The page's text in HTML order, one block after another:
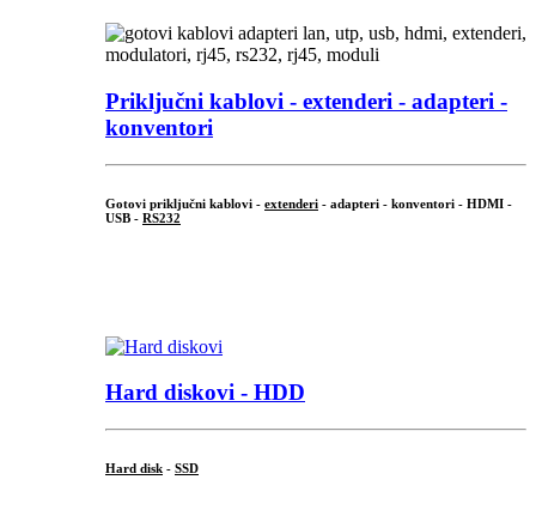
Priključni kablovi - extenderi - adapteri -
konventori
Gotovi priključni kablovi - extenderi - adapteri - konventori - HDMI -
USB - RS232
Hard diskovi - HDD
Hard disk - SSD